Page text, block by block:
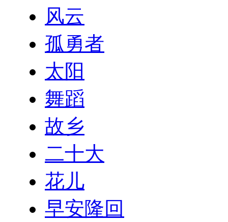
风云
孤勇者
太阳
舞蹈
故乡
二十大
花儿
早安隆回